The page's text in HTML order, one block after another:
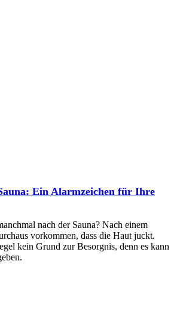
Ein Alarmzeichen für Ihre
nach der Sauna? Nach einem
vorkommen, dass die Haut juckt.
kein Grund zur Besorgnis, denn es kann